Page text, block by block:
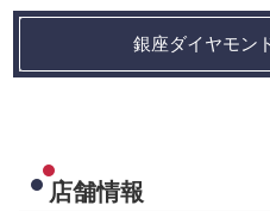
銀座ダイヤモン
店舗情報